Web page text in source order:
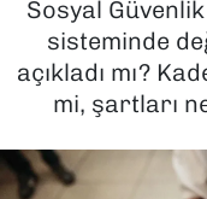
Sosyal
sisteminde
açıkladı mı?
mi, şartları
SPOR
TEKNOLOJİ
YAŞAM